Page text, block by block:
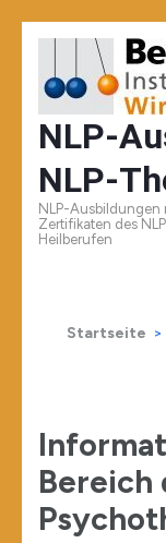
Zum
Inhalt
springen
(Enter
drücken)
NLP-
NLP-
NLP-Ausbildungen
Zertifikaten des
Heilberufen
Startseite >
Bereich